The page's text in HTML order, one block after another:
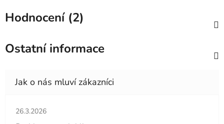
Hodnocení (2)
Ostatní informace
Hodnocení obchodu je 5 z 5 hvězdiček.
26.3.2026